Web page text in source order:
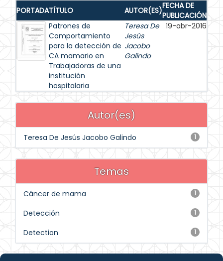
PORTADATÍTULO AUTOR(ES)FECHA DE
PUBLICACIÓN
Patrones de
Comportamiento
para la detección de
CA mamario en
Trabajadoras de una
institución
hospitalaria
Teresa De
Jesús
Jacobo
Galindo
19-abr-2016
Autor(es)
1
Teresa De Jesús Jacobo Galindo
Temas
1
Cáncer de mama
1
Detección
1
Detection